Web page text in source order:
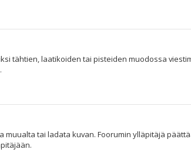
tähtien, laatikoiden tai pisteiden muodossa
muualta tai ladata kuvan. Foorumin ylläpitäjä